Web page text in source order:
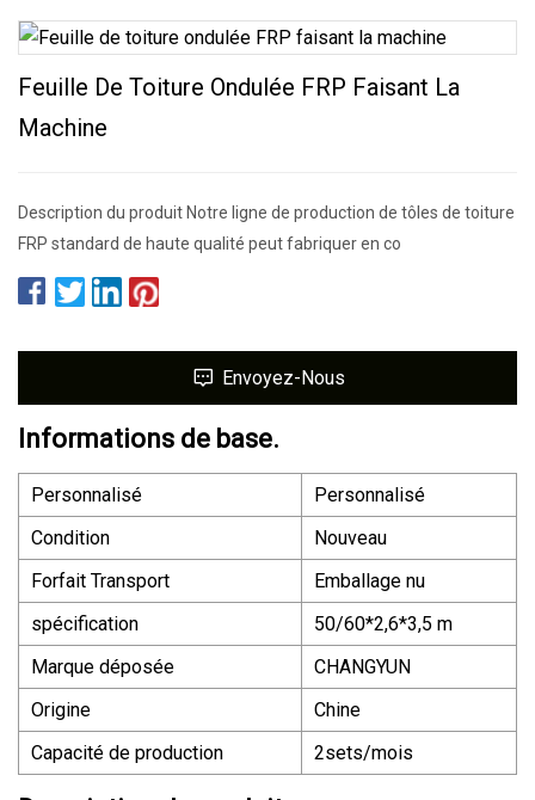
Feuille De Toiture Ondulée FRP Faisant La
Machine
Description du produit Notre ligne de production de tôles de toiture
FRP standard de haute qualité peut fabriquer en co
Envoyez-Nous
Informations de base.
Personnalisé
Personnalisé
Condition
Nouveau
Forfait Transport
Emballage nu
spécification
50/60*2,6*3,5 m
Marque déposée
CHANGYUN
Origine
Chine
Capacité de production
2sets/mois